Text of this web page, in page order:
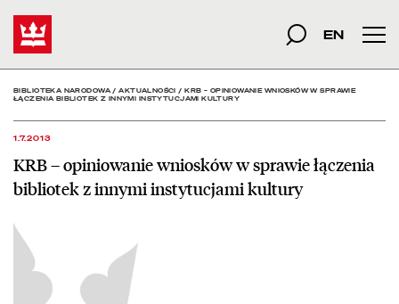
KRB – opiniowanieszukana fraza
Szukaj
EN
BIBLIOTEKA NARODOWA/AKTUALNOŚCI /KRB – OPINIOWANIE WNIOSKÓW W SPRAWIE
ŁĄCZENIA BIBLIOTEK Z INNYMI INSTYTUCJAMI KULTURY
1.7.2013
KRB – opiniowanie wniosków w sprawie łączenia
bibliotek z innymi instytucjami kultury